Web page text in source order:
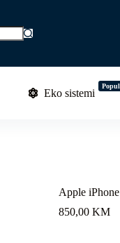
Eko sistemi
Apple
850,00 KM